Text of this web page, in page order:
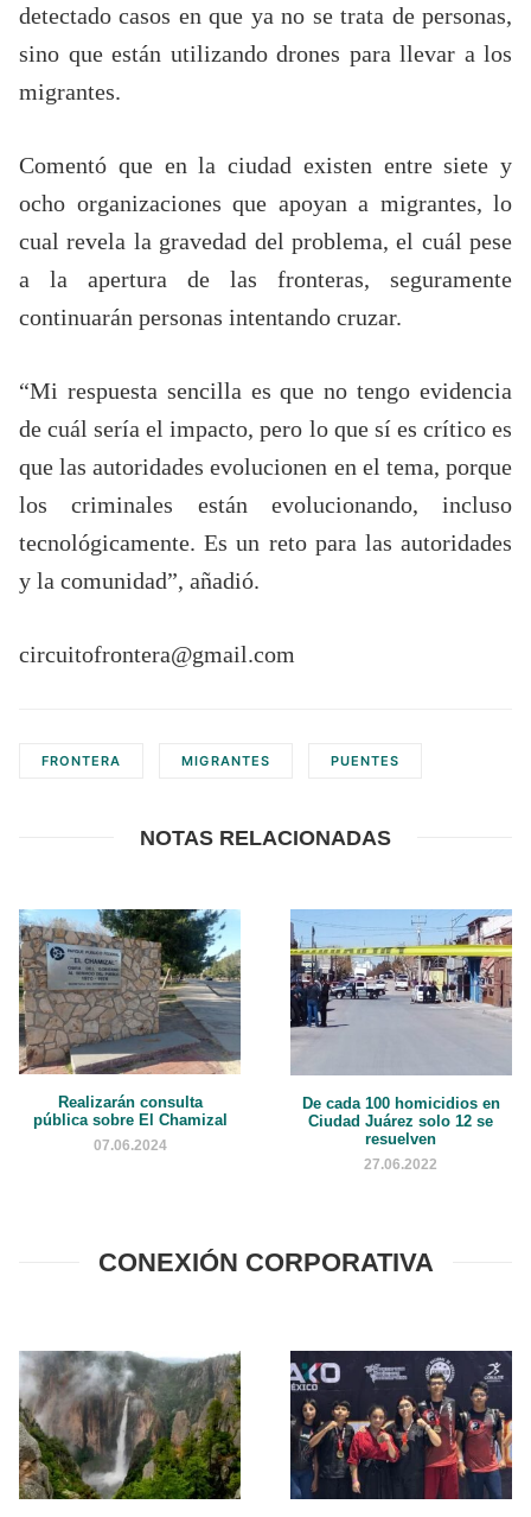
detectado casos en que ya no se trata de personas,
sino que están utilizando drones para llevar a los
migrantes.
Comentó que en la ciudad existen entre siete y
ocho organizaciones que apoyan a migrantes, lo
cual revela la gravedad del problema, el cuál pese
a la apertura de las fronteras, seguramente
continuarán personas intentando cruzar.
“Mi respuesta sencilla es que no tengo evidencia
de cuál sería el impacto, pero lo que sí es crítico es
que las autoridades evolucionen en el tema, porque
los criminales están evolucionando, incluso
tecnológicamente. Es un reto para las autoridades
y la comunidad”, añadió.
circuitofrontera@gmail.com
FRONTERA MIGRANTES PUENTES
NOTAS RELACIONADAS
Realizarán consulta
pública sobre El Chamizal
07.06.2024
De cada 100 homicidios en
Ciudad Juárez solo 12 se
resuelven
27.06.2022
CONEXIÓN CORPORATIVA